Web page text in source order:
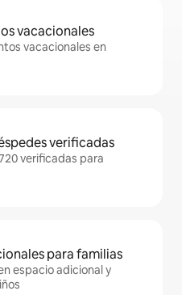
vacacionales
vacacionales en
verificadas
verificadas para
para familias
espacio adicional y